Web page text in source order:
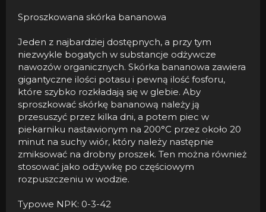
Sproszkowana skórka bananowa
Jeden z najbardziej dostępnych, a przy tym
niezwykle bogatych w substancje odżywcze
nawozów organicznych. Skórka bananowa zawiera
gigantyczne ilości potasu i pewną ilość fosforu,
które szybko rozkładają się w glebie. Aby
sproszkować skórkę bananową należy ją
przesuszyć przez kilka dni, a potem piec w
piekarniku nastawionym na 200°C przez około 20
minut na suchy wiór, który należy następnie
zmiksować na drobny proszek. Ten można również
stosować jako odżywkę po częściowym
rozpuszczeniu w wodzie.
Typowe NPK: 0-3-42